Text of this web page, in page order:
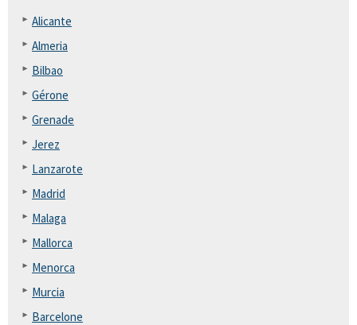
Alicante
Almeria
Bilbao
Gérone
Grenade
Jerez
Lanzarote
Madrid
Malaga
Mallorca
Menorca
Murcia
Barcelone